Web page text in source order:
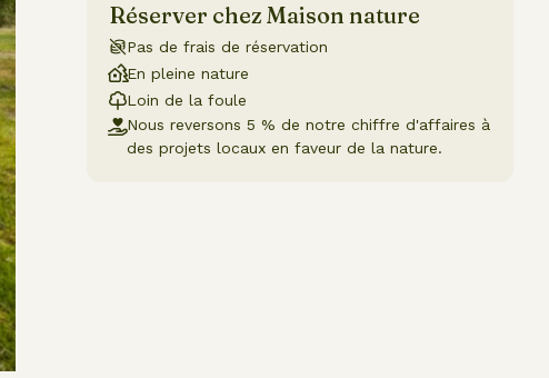
Réserver chez Maison nature
Pas de frais de réservation
En pleine nature
Loin de la foule
Nous reversons 5 % de notre chiffre d'affaires à
des projets locaux en faveur de la nature.